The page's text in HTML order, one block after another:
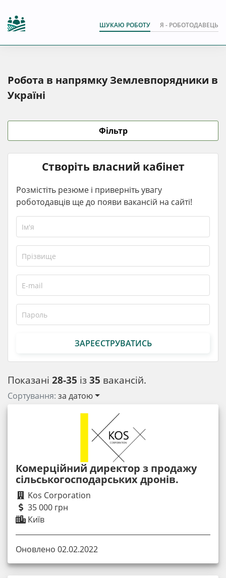
ШУКАЮ РОБОТУ Я - РОБОТОДАВЕЦЬ
Робота в напрямку Землевпорядники в
Україні
Показані 28-35 із35 вакансій.
Сортування: за датою
Комерційний директор з продажу
сільськогосподарських дронів.
Kos Corporation
35 000 грн
Київ
Оновлено 02.02.2022
Фільтр
Створіть власний кабінет
Розмістіть резюме і приверніть увагу
роботодавців ще до появи вакансій на сайті!
ЗАРЕЄСТРУВАТИСЬ